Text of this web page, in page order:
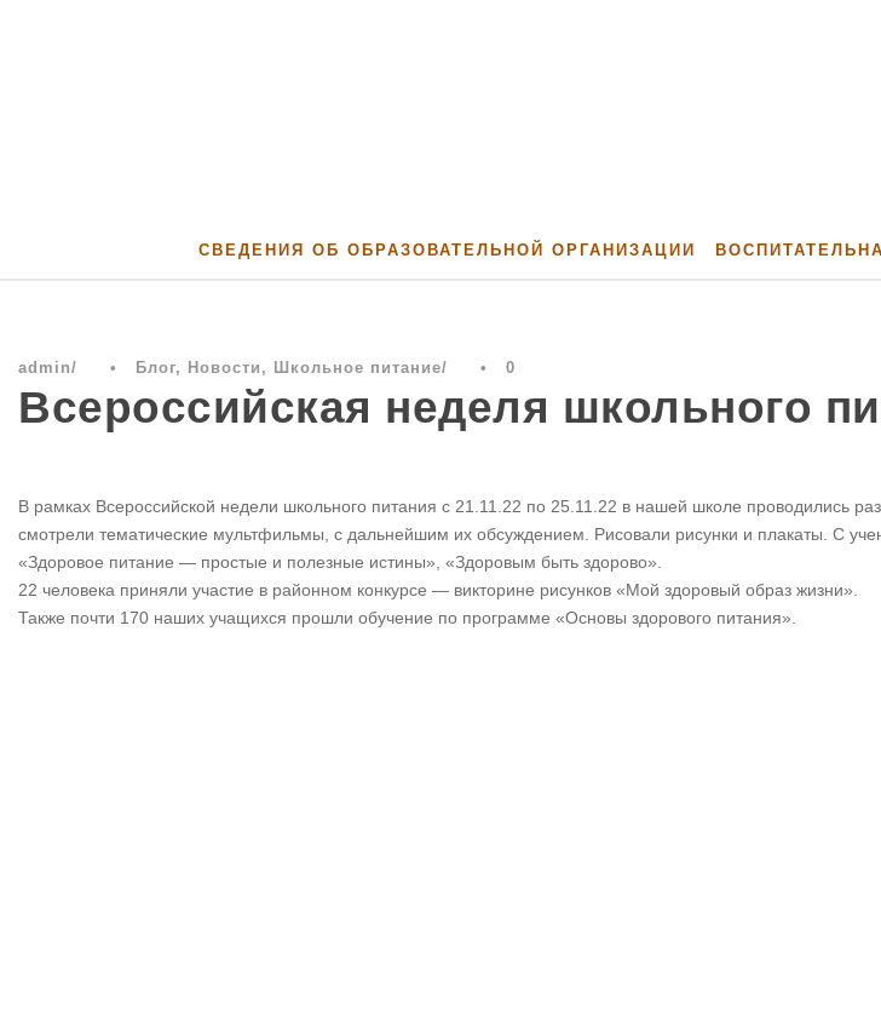
СВЕДЕНИЯ ОБ ОБРАЗОВАТЕЛЬНОЙ ОРГАНИЗАЦИИ
admin • Блог, Новости , Школьное питание • 0
Всероссийская неделя школьного
В рамках Всероссийской недели школьного питания с 21.11.22 по 25.11.22 в нашей школе проводились
смотрели тематические мультфильмы, с дальнейшим их обсуждением. Рисовали рисунки и плакаты. С
«Здоровое питание — простые и полезные истины», «Здоровым быть здорово».
22 человека приняли участие в районном конкурсе — викторине рисунков «Мой здоровый образ жизни».
Также почти 170 наших учащихся прошли обучение по программе «Основы здорового питания».